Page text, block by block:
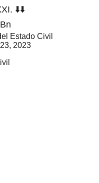
. ⬇️⬇️
Estado Civil
2023